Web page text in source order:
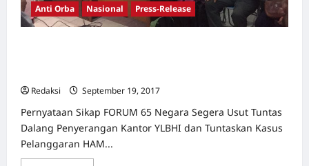
Anti Orba Nasional Press-Release
Redaksi
September 19, 2017
Pernyataan Sikap FORUM 65 Negara Segera Usut Tuntas
Dalang Penyerangan Kantor YLBHI dan Tuntaskan Kasus
Pelanggaran HAM...